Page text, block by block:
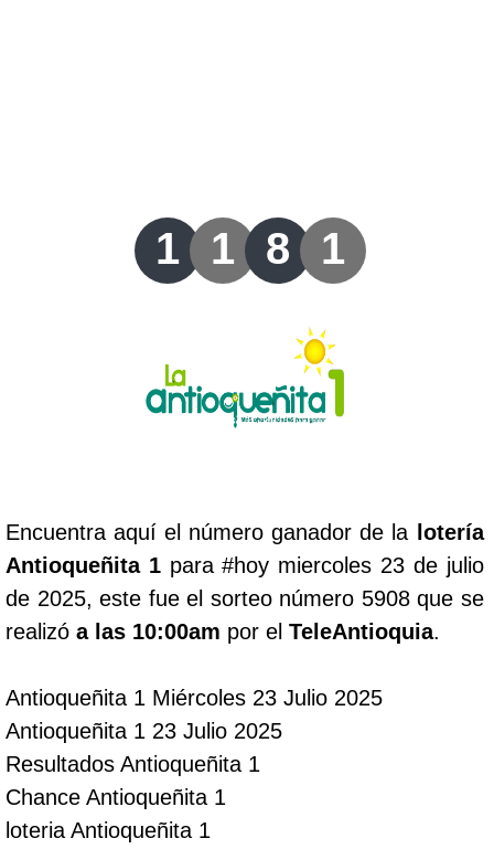
Lotería de Bogotá
Lotería de Medellín
Lotería del Cauca
Lotería de Boyaca
Antioqueñita Día
Antioqueñita Tarde
1 1 8 1
Encuentra aquí el número ganador de la
lotería
Antioqueñita 1para #hoy miercoles 23 de julio
de 2025, este fue el sorteo número 5908 que se
realizó a las 10:00am por el TeleAntioquia.
Antioqueñita 1 Miércoles 23 Julio 2025
Antioqueñita 1 23 Julio 2025
Resultados Antioqueñita 1
Chance Antioqueñita 1
loteria Antioqueñita 1